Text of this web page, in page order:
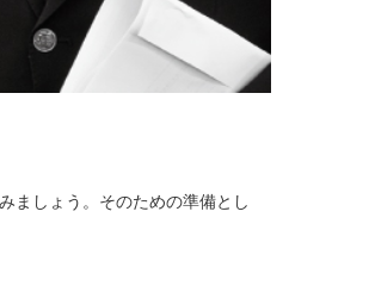
ましょう。そのための準備とし